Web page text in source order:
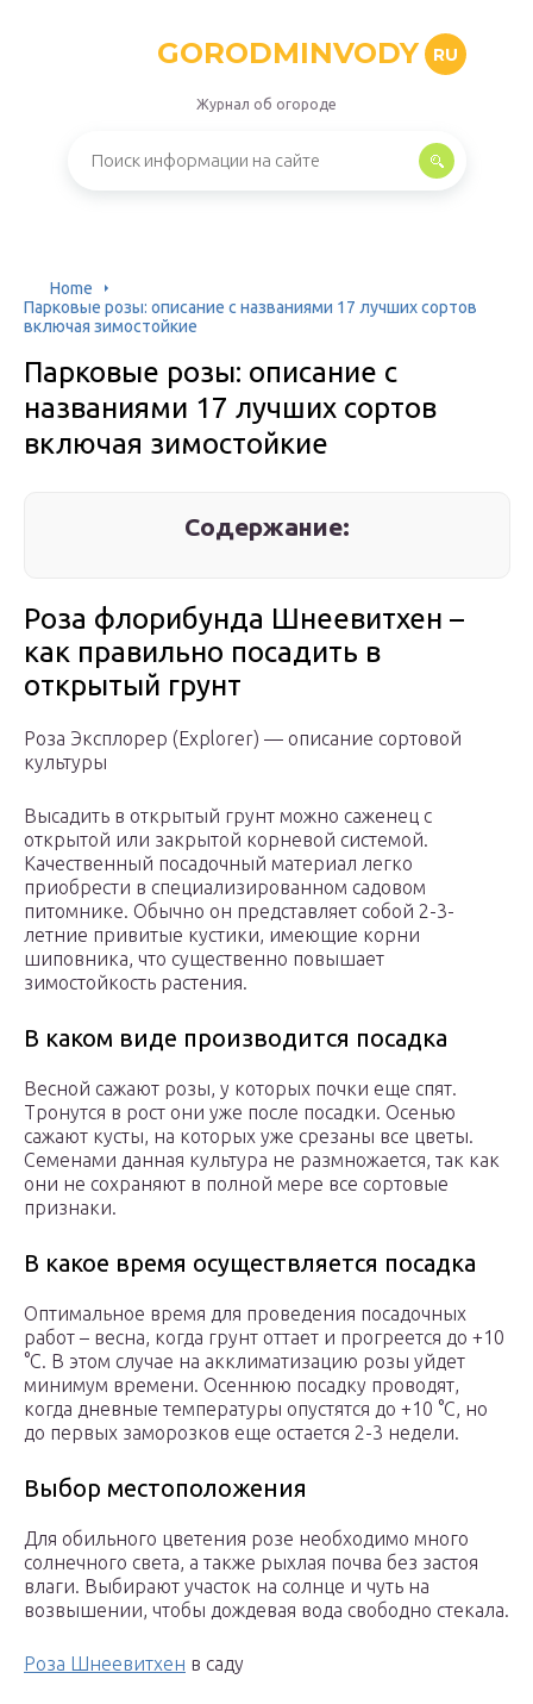
GORODMINVODY RU
Журнал об огороде
Home
Парковые розы: описание с названиями 17 лучших сортов
включая зимостойкие
Парковые розы: описание с
названиями 17 лучших сортов
включая зимостойкие
Содержание:
Роза флорибунда Шнеевитхен –
как правильно посадить в
открытый грунт
Роза Эксплорер (Explorer) — описание сортовой
культуры
Высадить в открытый грунт можно саженец с
открытой или закрытой корневой системой.
Качественный посадочный материал легко
приобрести в специализированном садовом
питомнике. Обычно он представляет собой 2-3-
летние привитые кустики, имеющие корни
шиповника, что существенно повышает
зимостойкость растения.
В каком виде производится посадка
Весной сажают розы, у которых почки еще спят.
Тронутся в рост они уже после посадки. Осенью
сажают кусты, на которых уже срезаны все цветы.
Семенами данная культура не размножается, так как
они не сохраняют в полной мере все сортовые
признаки.
В какое время осуществляется посадка
Оптимальное время для проведения посадочных
работ – весна, когда грунт оттает и прогреется до +10
°С. В этом случае на акклиматизацию розы уйдет
минимум времени. Осеннюю посадку проводят,
когда дневные температуры опустятся до +10 °С, но
до первых заморозков еще остается 2-3 недели.
Выбор местоположения
Для обильного цветения розе необходимо много
солнечного света, а также рыхлая почва без застоя
влаги. Выбирают участок на солнце и чуть на
возвышении, чтобы дождевая вода свободно стекала.
Роза Шнеевитхен в саду